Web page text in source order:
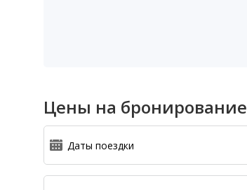
Цены на бронирование